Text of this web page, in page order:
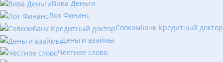
Вива Деньги
Лот Финанс
Совкомбанк Кредитный доктор
Деньги взаймы
Честное слово